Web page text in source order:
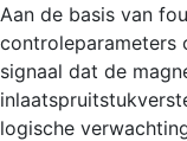
Aan de basis van
controleparameters
signaal dat de
logische